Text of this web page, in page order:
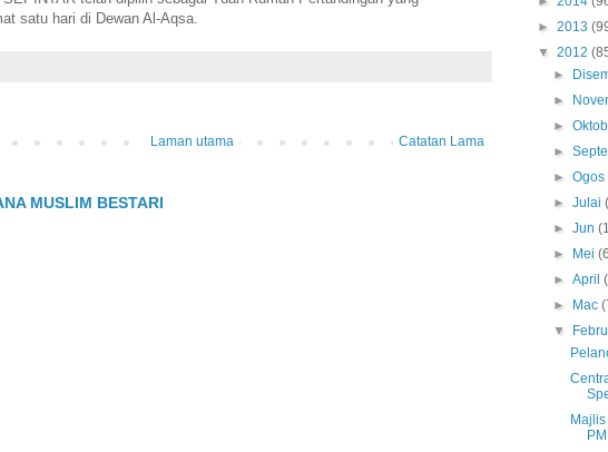
satu hari di Dewan Al-Aqsa.
Catatan Lama
Laman utama
MUSLIM BESTARI
► 2013
▼ 2012
►
►
►
►
►Ogos
►Julai
►Jun
►
Mei
►April
►
Mac
▼